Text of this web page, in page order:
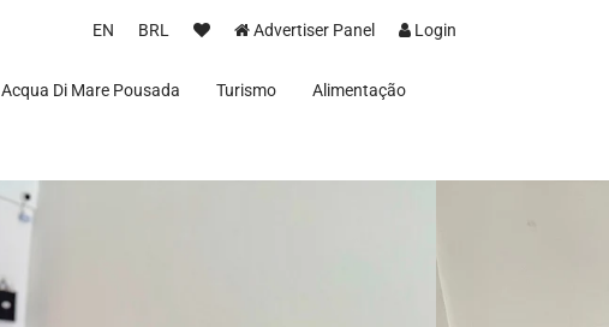
EN BRL Advertiser Panel Login
Acqua Di Mare Pousada Turismo Alimentação